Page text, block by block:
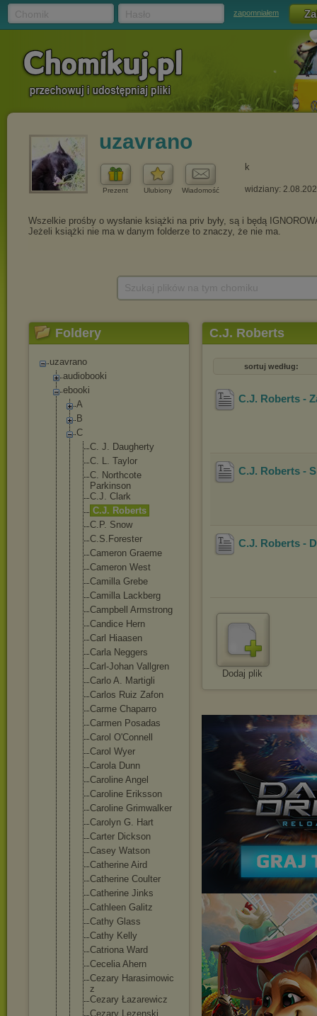
zapomniałem
uzavrano
Prezent Ulubiony Wiadomość
k
widziany:
Foldery
uzavrano
audiobooki
ebooki
A
B
C
C. J. Daugherty
C. L. Taylor
C. Northcote
Parkinson
C.J. Clark
C.J. Roberts
C.P. Snow
C.S.Forester
Cameron Graeme
Cameron West
Camilla Grebe
Camilla Lackberg
Campbell Armstrong
Candice Hern
Carl Hiaasen
Carla Neggers
Carl-Johan Vallgren
Carlo A. Martigli
Carlos Ruiz Zafon
Carme Chaparro
Carmen Posadas
Carol O'Connell
Carol Wyer
Carola Dunn
Caroline Angel
Caroline Eriksson
Caroline Grimwalker
Carolyn G. Hart
Carter Dickson
Casey Watson
Catherine Aird
Catherine Coulter
Catherine Jinks
Cathleen Galitz
Cathy Glass
Cathy Kelly
Catriona Ward
Cecelia Ahern
Cezary Harasimowic
z
Cezary Łazarewicz
Cezary Lezenski
C.J. Roberts
sortuj według:
C.J. Roberts -
C.J. Roberts -
C.J. Roberts -
Dodaj plik